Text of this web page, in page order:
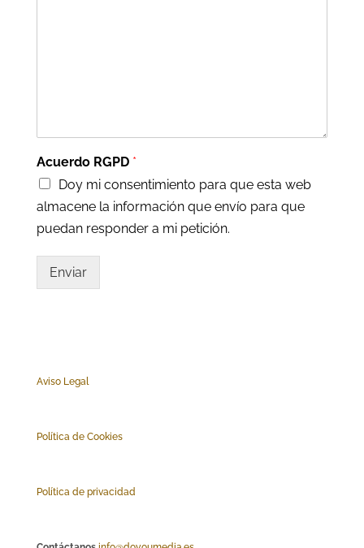
Acuerdo RGPD *
Doy mi consentimiento para que esta web
almacene la información que envío para que
puedan responder a mi petición.
Enviar
Aviso Legal
Política de Cookies
Política de privacidad